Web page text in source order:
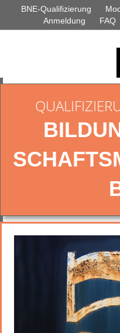
BNE-Qualifizierung
Anmeldung
FAQ